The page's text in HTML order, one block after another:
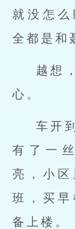
就没怎
全都是和
越想
心。
车开
有了一
亮，小
班，买
备上楼。